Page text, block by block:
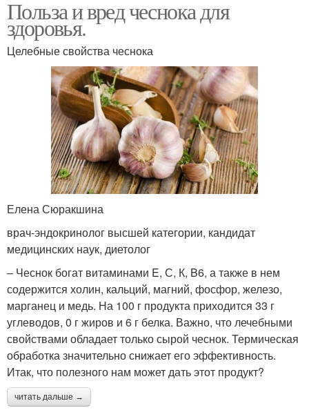
Польза и вред чеснока для
здоровья.
Целебные свойства чеснока
Елена Сюракшина
врач-эндокринолог высшей категории, кандидат
медицинских наук, диетолог
– Чеснок богат витаминами E, С, К, B6, а также в нем
содержится холин, кальций, магний, фосфор, железо,
марганец и медь. На 100 г продукта приходится 33 г
углеводов, 0 г жиров и 6 г белка. Важно, что лечебными
свойствами обладает только сырой чеснок. Термическая
обработка значительно снижает его эффективность.
Итак, что полезного нам может дать этот продукт?
читать дальше →